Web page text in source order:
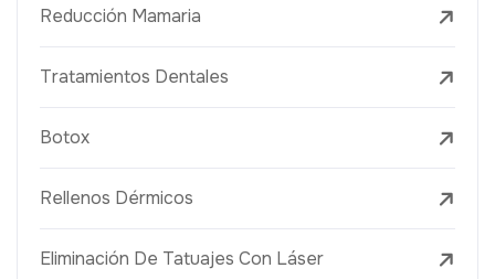
Reducción Mamaria
Tratamientos Dentales
Botox
Rellenos Dérmicos
Eliminación De Tatuajes Con Láser